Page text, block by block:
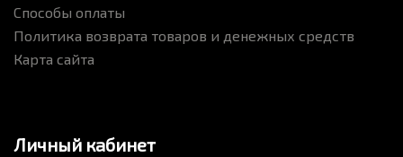
Способы оплаты
Политика возврата товаров и денежных средств
Карта сайта
Личный кабинет